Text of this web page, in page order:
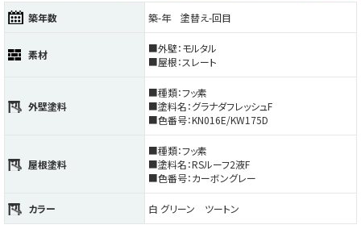
築年数 築-年 塗替え-回目
素材
■外壁：モルタル
■屋根：スレート
外壁塗料
■種類：フッ素
■塗料名：グラナダフレッシュF
■色番号：KN016E/KW175D
屋根塗料
■種類：フッ素
■塗料名：RSルーフ2液F
■色番号：カーボングレー
カラー 白 グリーン ツートン